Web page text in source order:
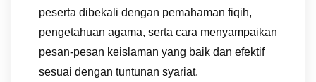
peserta dibekali dengan pemahaman fiqih,
pengetahuan agama, serta cara menyampaikan
pesan-pesan keislaman yang baik dan efektif
sesuai dengan tuntunan syariat.